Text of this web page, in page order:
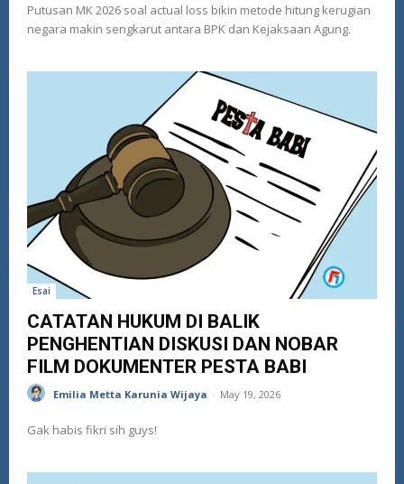
Putusan MK 2026 soal actual loss bikin metode hitung kerugian
negara makin sengkarut antara BPK dan Kejaksaan Agung.
Esai
CATATAN HUKUM DI BALIK
PENGHENTIAN DISKUSI DAN NOBAR
FILM DOKUMENTER PESTA BABI
Emilia Metta Karunia Wijaya - May 19, 2026
Gak habis fikri sih guys!